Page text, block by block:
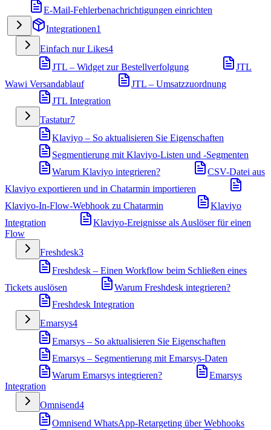
E-Mail-Fehlerbenachrichtigungen einrichten
Integrationen1
Einfach nur Likes4
JTL – Widget zur Bestellverfolgung
JTL
Wawi Versandablauf
JTL – Umsatzzuordnung
JTL Integration
Tastatur7
Klaviyo – So aktualisieren Sie Eigenschaften
Segmentierung mit Klaviyo-Listen und -Segmenten
Warum Klaviyo integrieren?
CSV-Datei aus
Klaviyo exportieren und in Chatarmin importieren
Klaviyo-In-Flow-Webhook zu Chatarmin
Klaviyo
Integration
Klaviyo-Ereignisse als Auslöser für einen
Flow
Freshdesk3
Freshdesk – Einen Workflow beim Schließen eines
Tickets auslösen
Warum Freshdesk integrieren?
Freshdesk Integration
Emarsys4
Emarsys – So aktualisieren Sie Eigenschaften
Emarsys – Segmentierung mit Emarsys-Daten
Warum Emarsys integrieren?
Emarsys
Integration
Omnisend4
Omnisend WhatsApp-Retargeting über Webhooks